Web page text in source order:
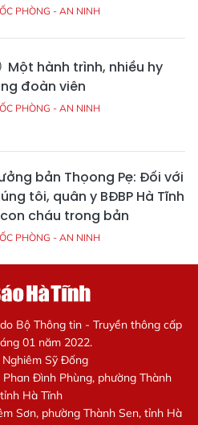
PHÒNG - AN NINH
Một hành trình, nhiều hy
đoàn viên
PHÒNG - AN NINH
bản Thọong Pẹ: Đối với
tôi, quân y BĐBP Hà Tĩnh
cháu trong bản
PHÒNG - AN NINH
Bộ Thông tin - Truyền thông cấp
01 năm 2022.
Nghiêm Sỹ Đống
Đình Phùng, phường Thành
Hà Tĩnh
Sơn, phường Thành Sen, tỉnh Hà